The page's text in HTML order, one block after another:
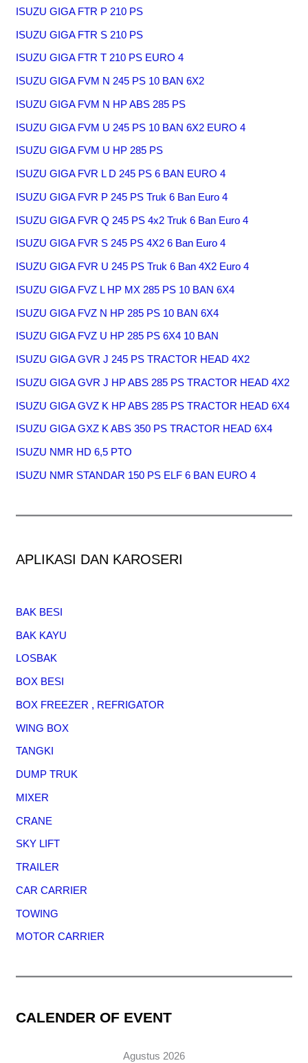
ISUZU GIGA FTR P 210 PS
ISUZU GIGA FTR S 210 PS
ISUZU GIGA FTR T 210 PS EURO 4
ISUZU GIGA FVM N 245 PS 10 BAN 6X2
ISUZU GIGA FVM N HP ABS 285 PS
ISUZU GIGA FVM U 245 PS 10 BAN 6X2 EURO 4
ISUZU GIGA FVM U HP 285 PS
ISUZU GIGA FVR L D 245 PS 6 BAN EURO 4
ISUZU GIGA FVR P 245 PS Truk 6 Ban Euro 4
ISUZU GIGA FVR Q 245 PS 4x2 Truk 6 Ban Euro 4
ISUZU GIGA FVR S 245 PS 4X2 6 Ban Euro 4
ISUZU GIGA FVR U 245 PS Truk 6 Ban 4X2 Euro 4
ISUZU GIGA FVZ L HP MX 285 PS 10 BAN 6X4
ISUZU GIGA FVZ N HP 285 PS 10 BAN 6X4
ISUZU GIGA FVZ U HP 285 PS 6X4 10 BAN
ISUZU GIGA GVR J 245 PS TRACTOR HEAD 4X2
ISUZU GIGA GVR J HP ABS 285 PS TRACTOR HEAD 4X2
ISUZU GIGA GVZ K HP ABS 285 PS TRACTOR HEAD 6X4
ISUZU GIGA GXZ K ABS 350 PS TRACTOR HEAD 6X4
ISUZU NMR HD 6,5 PTO
ISUZU NMR STANDAR 150 PS ELF 6 BAN EURO 4
APLIKASI DAN KAROSERI
BAK BESI
BAK KAYU
LOSBAK
BOX BESI
BOX FREEZER , REFRIGATOR
WING BOX
TANGKI
DUMP TRUK
MIXER
CRANE
SKY LIFT
TRAILER
CAR CARRIER
TOWING
MOTOR CARRIER
CALENDER OF EVENT
Agustus 2026